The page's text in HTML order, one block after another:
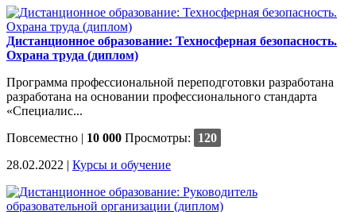
Дистанционное образование: Техносферная безопасность.
Охрана труда (диплом)
Программа профессиональной переподготовки разработана
разработана на основании профессионального стандарта
«Специалис...
Повсеместно | 10 000 Просмотры:
120
28.02.2022 | Курсы и обучение